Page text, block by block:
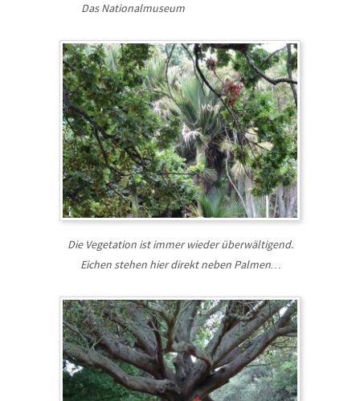
Das Nationalmuseum
Die Vegetation ist immer wieder überwältigend.
Eichen stehen hier direkt neben Palmen…